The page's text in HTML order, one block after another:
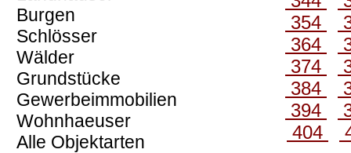
Burgen
Schlösser
Wälder
Grundstücke
Gewerbeimmobilien
Wohnhaeuser
Alle Objektarten
354
364
374
384
394
404